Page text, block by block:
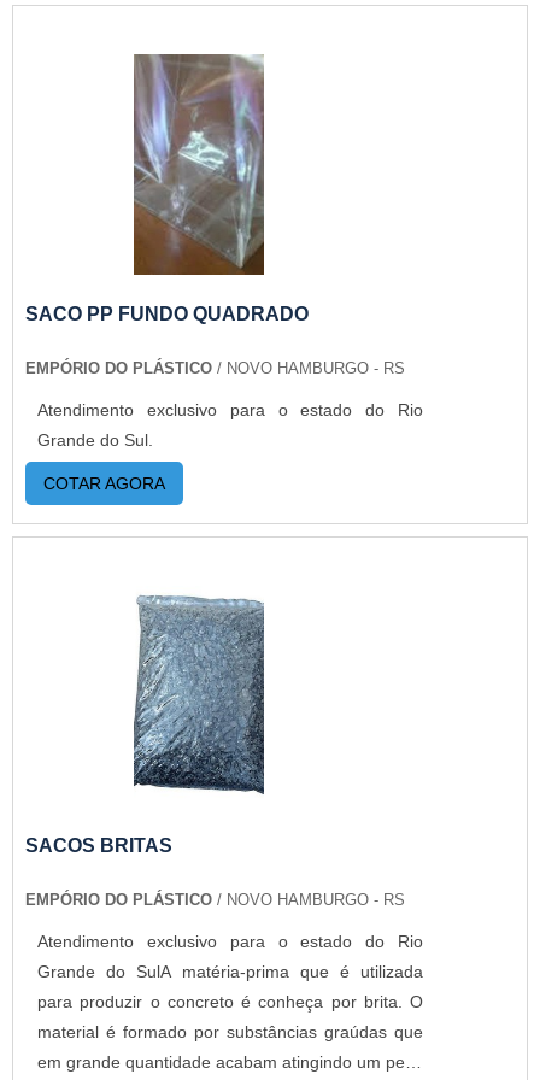
SACO PP FUNDO QUADRADO
EMPÓRIO DO PLÁSTICO / NOVO HAMBURGO - RS
Atendimento exclusivo para o estado do Rio
Grande do Sul.
COTAR AGORA
SACOS BRITAS
EMPÓRIO DO PLÁSTICO / NOVO HAMBURGO - RS
Atendimento exclusivo para o estado do Rio
Grande do SulA matéria-prima que é utilizada
para produzir o concreto é conheça por brita. O
material é formado por substâncias graúdas que
em grande quantidade acabam atingindo um peso